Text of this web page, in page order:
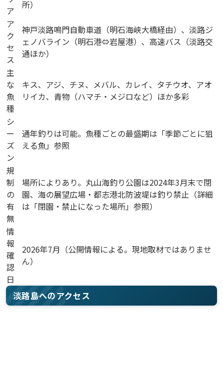
ア
所）
ア
ク
セ
ス
神戸淡路鳴門自動車道（明石海峡大橋経由）、淡路ジ
ェノバライン（明石港⇔岩屋港）、高速バス（淡路交
通ほか）
主
な
魚
種
キス、アジ、チヌ、メバル、カレイ、タチウオ、アオ
リイカ、青物（ハマチ・メジロなど）ほか多彩
シ
ー
ズ
ン
通年釣りは可能。魚種ごとの最盛期は「季節ごとに狙
える魚」参照
規
制
の
有
無
場所によりあり。丸山海釣り公園は2024年3月末で閉
園、海の展望広場・都志港北防波堤は釣り禁止（詳細
は「閉園・禁止になった場所」参照）
情
報
確
認
日
2026年7月（公開情報による。現地取材ではありませ
ん）
淡路島へのアクセス